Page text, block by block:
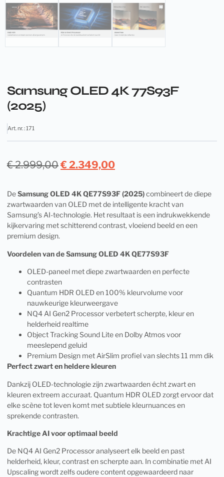
Samsung OLED 4K 77S93F
(2025)
Art. nr. : 171
€2.999,00€2.349,00
DeSamsung OLED 4K QE77S93F (2025)combineert de diepe
zwartwaarden van OLED met de intelligente kracht van
Samsung’s AI-technologie. Het resultaat is een indrukwekkende
kijkervaring met schitterend contrast, vloeiend beeld en een
premium design.
Voordelen van de Samsung OLED 4K QE77S93F
OLED-paneel met diepe zwartwaarden en perfecte
contrasten
Quantum HDR OLED en 100% kleurvolume voor
nauwkeurige kleurweergave
NQ4 AI Gen2 Processor verbetert scherpte, kleur en
helderheid realtime
Object Tracking Sound Lite en Dolby Atmos voor
meeslepend geluid
Premium Design met AirSlim profiel van slechts 11 mm dik
Perfect zwart en heldere kleuren
Dankzij OLED-technologie zijn zwartwaarden écht zwart en
kleuren extreem accuraat. Quantum HDR OLED zorgt ervoor dat
elke scène tot leven komt met subtiele kleurnuances en
sprekende contrasten.
Krachtige AI voor optimaal beeld
De NQ4 AI Gen2 Processor analyseert elk beeld en past
helderheid, kleur, contrast en scherpte aan. In combinatie met AI
Upscaling wordt zelfs oudere content opgewaardeerd naar